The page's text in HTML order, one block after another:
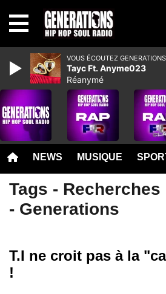
NEWS MUSIQUE
Tags -
- Generations
T.I ne croit pas à la
!
VOUS ÉCOUTEZ GENERATIONS
Tayc Ft. Anyme023
Réanymé